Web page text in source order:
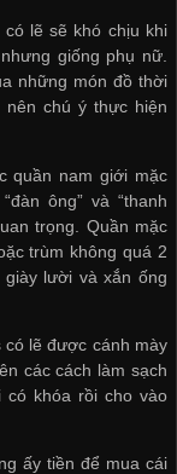
lẽ sẽ khó chịu khi
giống phụ nữ.
những món đồ thời
chú ý thực hiện
quần nam giới mặc
ông” và “thanh
trọng. Quần mặc
trùm không quá 2
lười và xắn ống
có lẽ được cánh mày
các cách làm sạch
có khóa rồi cho vào
ấy tiền để mua cái